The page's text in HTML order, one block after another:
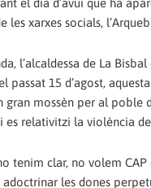
el dia d’avui que ha
les xarxes socials,
l’alcaldessa de La
passat 15 d’agost,
gran mossèn per al poble
es relativitzi la violència de
tenim clar, no volem
les dones